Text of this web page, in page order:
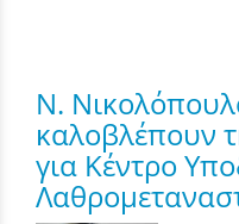
N.
καλοβλέπουν
για Κέντρο